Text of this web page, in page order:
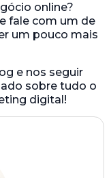
online?
fale com um de
um pouco mais
e nos seguir
sobre tudo o
digital!